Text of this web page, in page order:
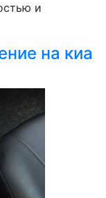
и
на киа